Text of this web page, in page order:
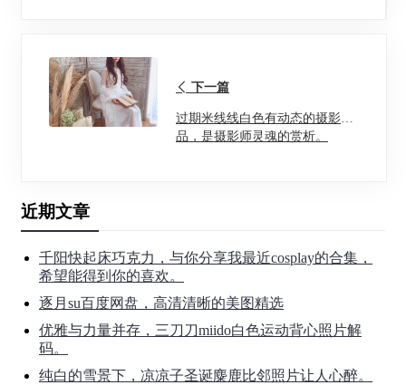
下一篇
过期米线线白色有动态的摄影作
品，是摄影师灵魂的赏析。
近期文章
千阳快起床巧克力，与你分享我最近cosplay的合集，
希望能得到你的喜欢。
逐月su百度网盘，高清清晰的美图精选
优雅与力量并存，三刀刀miido白色运动背心照片解
码。
纯白的雪景下，凉凉子圣诞麋鹿比邻照片让人心醉。